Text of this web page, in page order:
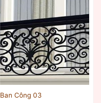
Ban Công 03